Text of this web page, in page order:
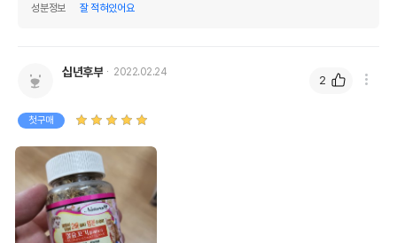
성분정보
잘 적혀있어요
십년후부 2022.02.24
첫구매
2